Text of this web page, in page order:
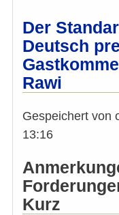
Der
Deutsch
Rawi
Gespeichert von
13:16
Kurz